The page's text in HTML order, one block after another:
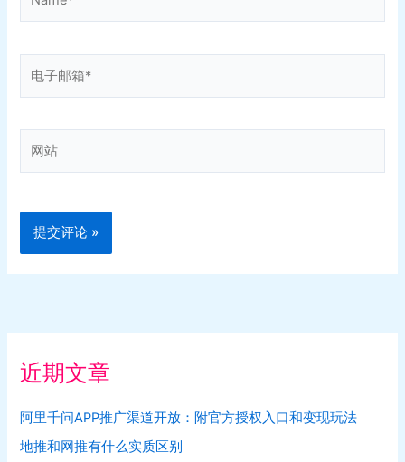
箱
站
近期文章
阿里千问APP推广渠道开放：附官方授权入口和变现玩法
地推和网推有什么实质区别